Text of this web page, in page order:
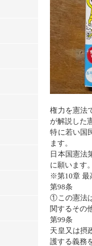
権力を憲法
が解説した
特に若い国
ます。
日本国憲法
に願います。
※第10章 最
第98条
①この憲法
関するその
第99条
天皇又は摂
護する義務